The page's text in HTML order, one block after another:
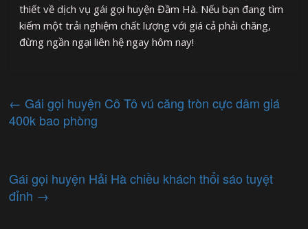
thiết về dịch vụ gái gọi huyện Đầm Hà. Nếu bạn đang tìm
kiếm một trải nghiệm chất lượng với giá cả phải chăng,
đừng ngần ngại liên hệ ngay hôm nay!
← Gái gọi huyện Cô Tô vú căng tròn cực dâm giá
400k bao phòng
Gái gọi huyện Hải Hà chiều khách thổi sáo tuyệt
đỉnh →